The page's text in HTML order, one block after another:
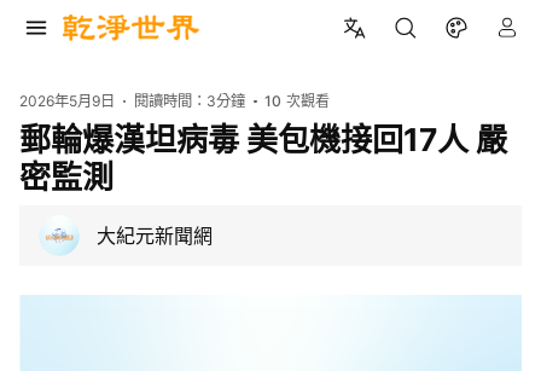
2026年5月9日 閱讀時間： 3分鐘 10 次觀看
郵輪爆漢坦病毒 美包機接回17人 嚴
密監測
大紀元新聞網